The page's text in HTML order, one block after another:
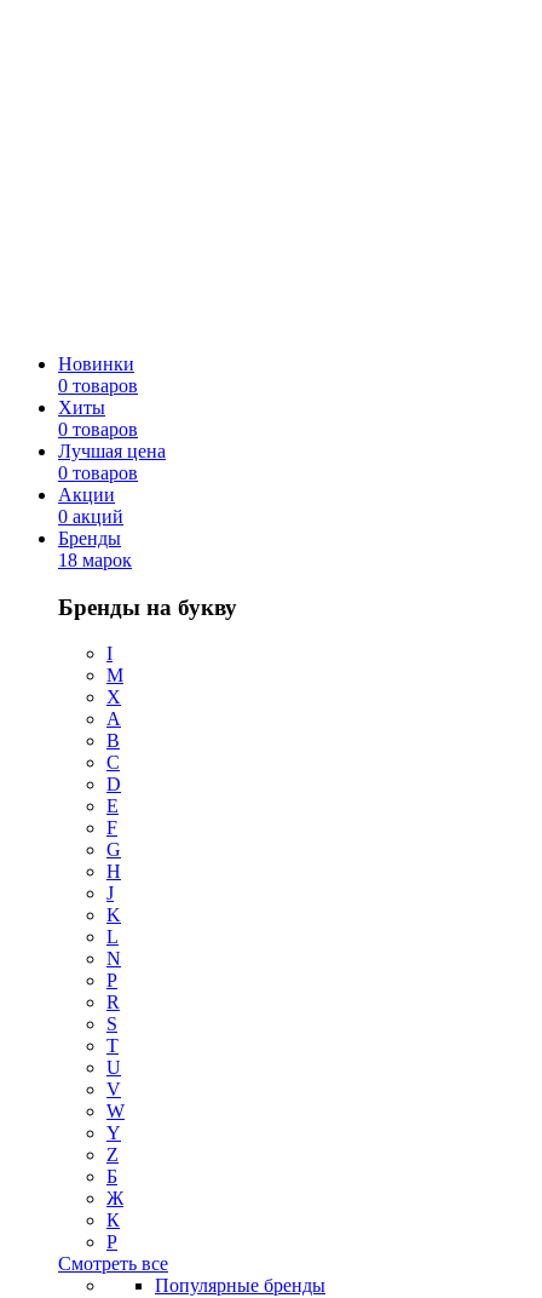
Новинки
0 товаров
Хиты
0 товаров
Лучшая цена
0 товаров
Акции
0 акций
Бренды
18 марок
Бренды на букву
I
M
X
A
B
C
D
E
F
G
H
J
K
L
N
P
R
S
T
U
V
W
Y
Z
Б
Ж
К
Р
Смотреть все
Популярные бренды